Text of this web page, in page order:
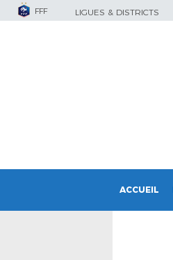
FFF LIGUES & DISTRICTS
ACCUEIL